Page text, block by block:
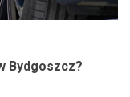
Bydgoszcz?